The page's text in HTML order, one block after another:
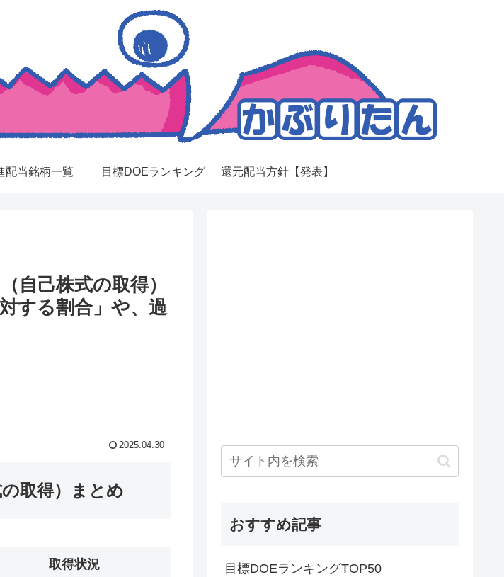
配当銘柄一覧 目標DOEランキング 還元配当方針【発表】
自己株式の取得）
する割合」や、過
2025.04.30
取得）まとめ
取得状況
おすすめ記事
目標DOEランキングTOP50